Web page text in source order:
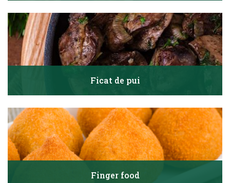
Ficat de pui
Finger food